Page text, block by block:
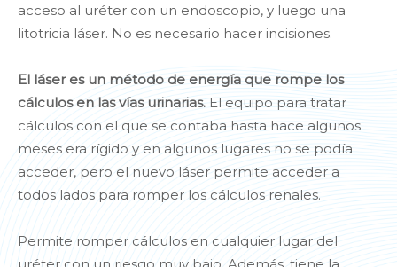
acceso al uréter con un endoscopio, y luego una
litotricia láser. No es necesario hacer incisiones.
El láser es un método de energía que rompe los
cálculos en las vías urinarias.El equipo para tratar
cálculos con el que se contaba hasta hace algunos
meses era rígido y en algunos lugares no se podía
acceder, pero el nuevo láser permite acceder a
todos lados para romper los cálculos renales.
Permite romper cálculos en cualquier lugar del